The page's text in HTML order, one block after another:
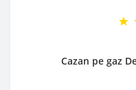
Cazan pe gaz